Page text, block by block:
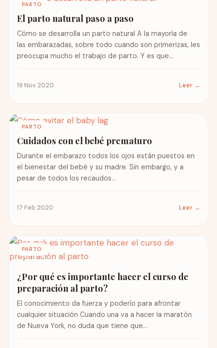
PARTO
El parto natural paso a paso
Cómo se desarrolla un parto natural A la mayoría de
las embarazadas, sobre todo cuando son primerizas, les
preocupa mucho el trabajo de parto. Y es que...
19 Nov 2020 Leer →
PARTO
Cuidados con el bebé prematuro
Durante el embarazo todos los ojos están puestos en
el bienestar del bebé y su madre. Sin embargo, y a
pesar de todos los recaudos...
17 Feb 2020 Leer →
PARTO
¿Por qué es importante hacer el curso de
preparación al parto?
El conocimiento da fuerza y poderío para afrontar
cualquier situación Cuando una va a hacer la maratón
de Nueva York, no duda que tiene que...